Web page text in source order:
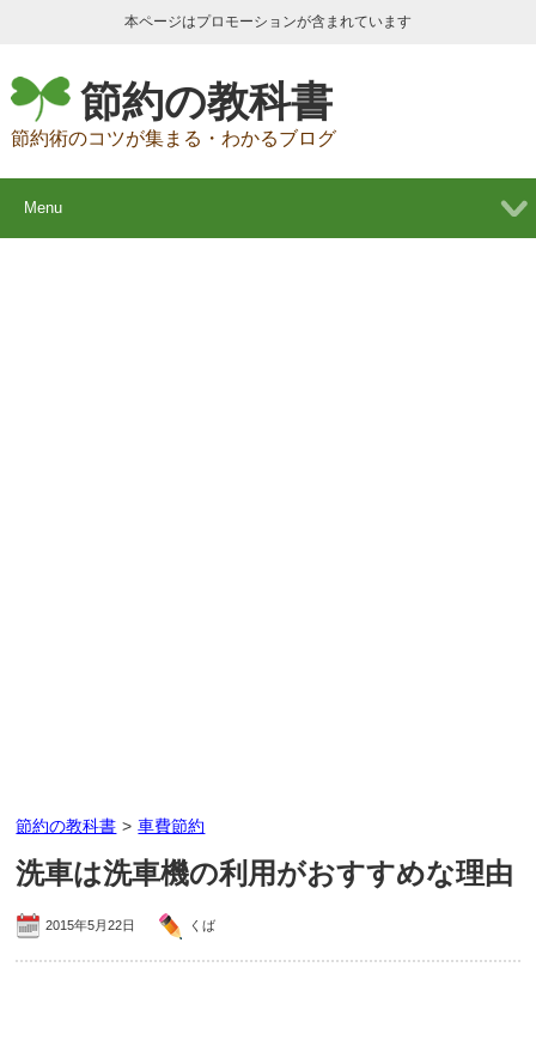
本ページはプロモーションが含まれています
節約の教科書
節約術のコツが集まる・わかるブログ
Menu
節約の教科書 > 車費節約
洗車は洗車機の利用がおすすめな理由
2015年5月22日 くば